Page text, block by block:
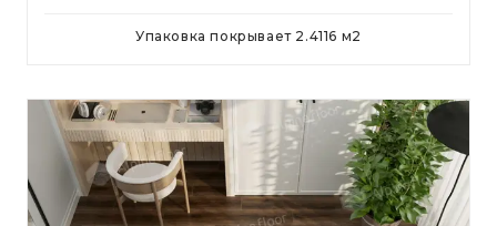
Упаковка покрывает 2.4116 м2